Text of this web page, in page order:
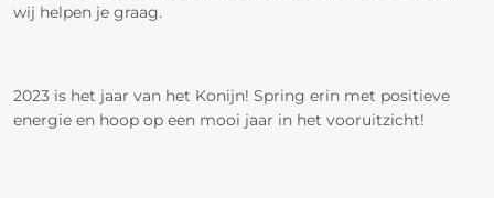
wij helpen je graag.
2023 is het jaar van het Konijn! Spring erin met positieve
energie en hoop op een mooi jaar in het vooruitzicht!